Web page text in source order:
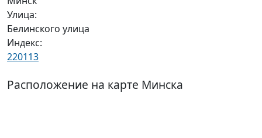
Улица:
Белинского улица
Индекс:
220113
Расположение на карте Минска